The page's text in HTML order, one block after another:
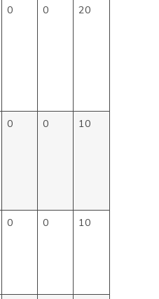
0 0 20
0 0 10
0 0 10